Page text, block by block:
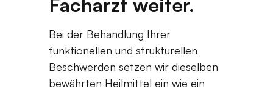
Facharzt weiter.
Bei der Behandlung Ihrer
funktionellen und strukturellen
Beschwerden setzen wir dieselben
bewährten Heilmittel ein wie ein